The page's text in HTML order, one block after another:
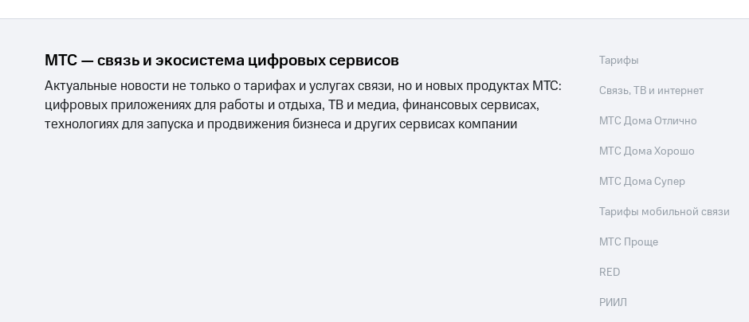
МТС — связь и экосистема цифровых сервисов
Актуальные новости не только о тарифах и услугах связи, но и новых продуктах МТС:
цифровых приложениях для работы и отдыха, ТВ и медиа, финансовых сервисах,
технологиях для запуска и продвижения бизнеса и других сервисах компании
Тарифы
Связь, ТВ и интернет
МТС Дома Отлично
МТС Дома Хорошо
МТС Дома Супер
Тарифы мобильной связи
МТС Проще
RED
РИИЛ